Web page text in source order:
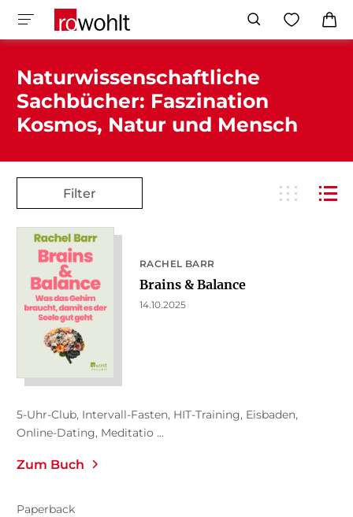
Naturwissenschaftliche
Sachbücher: Faszination
Kosmos, Natur und Mensch
Filter
RACHEL BARR
Brains & Balance
14.10.2025
5-Uhr-Club, Intervall-Fasten, HIT-Training, Eisbaden,
Online-Dating, Meditatio ...
Zum Buch
Paperback